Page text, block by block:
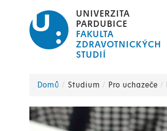
hlavnímu
UNIVERZITA
PARDUBICE
FAKULTA
ZDRAVOTNICKÝCH
STUDIÍ
navigace
Domů Studium Pro uchazeče